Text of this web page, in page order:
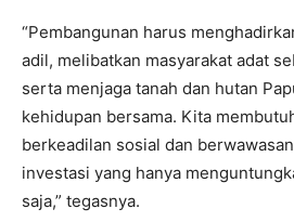
“Pembangunan harus
adil, melibatkan masyarakat adat
serta menjaga tanah dan hutan
kehidupan bersama. Kita
berkeadilan sosial dan
investasi yang hanya
saja,” tegasnya.